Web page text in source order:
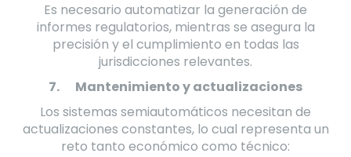
Es necesario automatizar la generación de
informes regulatorios, mientras se asegura la
precisión y el cumplimiento en todas las
jurisdicciones relevantes.
7.
Mantenimiento y actualizaciones
Los sistemas semiautomáticos necesitan de
actualizaciones constantes, lo cual representa un
reto tanto económico como técnico: